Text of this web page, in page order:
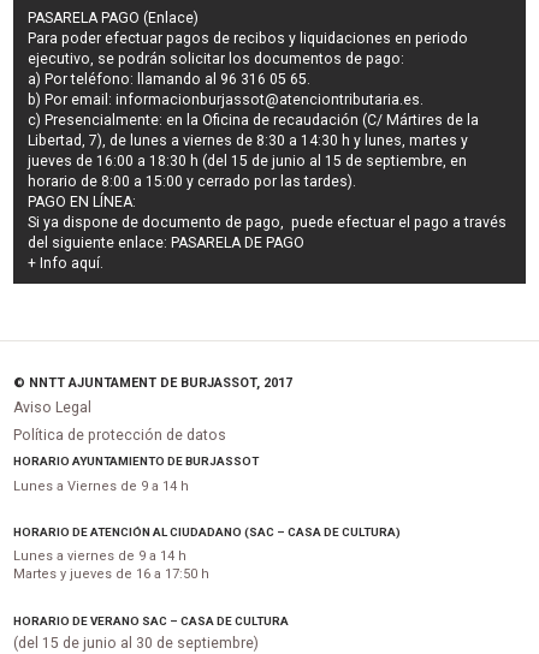
PASARELA PAGO (Enlace)
Para poder efectuar pagos derecibos y liquidaciones en periodo
ejecutivo, se podrán solicitar los documentos de pago:
a) Por teléfono: llamando al 96 316 05 65.
b) Por email:informacionburjassot@atenciontributaria.es.
c) Presencialmente: en la Oficina de recaudación (C/ Mártires de la
Libertad, 7), de lunes a viernes de 8:30 a 14:30 h y lunes, martes y
jueves de 16:00 a 18:30 h (del 15 de junio al 15 de septiembre, en
horario de 8:00 a 15:00 y cerrado por las tardes).
PAGO EN LÍNEA:
Si ya dispone de documento de pago, puede efectuar el pago a través
del siguiente enlace: PASARELA DE PAGO
+ Info aquí.
© NNTT AJUNTAMENT DE BURJASSOT, 2017
Aviso Legal
Política de protección de datos
HORARIO AYUNTAMIENTO DE BURJASSOT
Lunes a Viernes de 9 a 14 h
HORARIO DE ATENCIÓN AL CIUDADANO (SAC – CASA DE CULTURA)
Lunes a viernes de 9 a 14 h
Martes y jueves de 16 a 17:50 h
HORARIO DE VERANO SAC – CASA DE CULTURA
(del 15 de junio al 30 de septiembre)